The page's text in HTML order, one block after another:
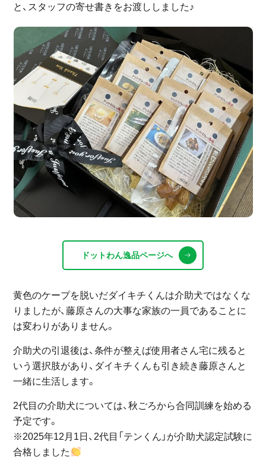
と、スタッフの寄せ書きをお渡ししました♪
ドットわん逸品ページへ
黄色のケープを脱いだダイキチくんは介助犬ではなくな
りましたが、藤原さんの大事な家族の一員であることに
は変わりがありません。
介助犬の引退後は、条件が整えば使用者さん宅に残ると
いう選択肢があり、ダイキチくんも引き続き藤原さんと
一緒に生活します。
2代目の介助犬については、秋ごろから合同訓練を始める
予定です。
※2025年12月1日、2代目「テンくん」が介助犬認定試験に
合格しました